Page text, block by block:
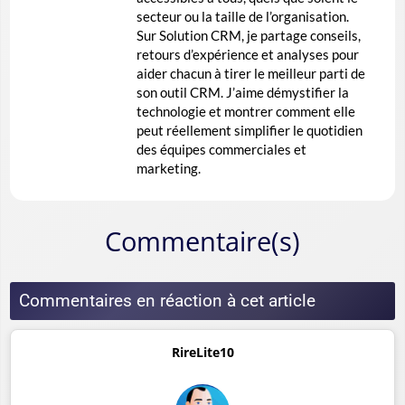
secteur ou la taille de l’organisation.
Sur Solution CRM, je partage conseils,
retours d’expérience et analyses pour
aider chacun à tirer le meilleur parti de
son outil CRM. J’aime démystifier la
technologie et montrer comment elle
peut réellement simplifier le quotidien
des équipes commerciales et
marketing.
Commentaire(s)
Commentaires en réaction à cet article
RireLite10